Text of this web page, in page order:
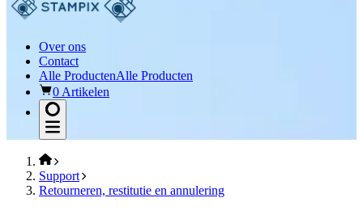
Over ons
Contact
Alle ProductenAlle Producten
0 Artikelen
Support
Retourneren, restitutie en annulering